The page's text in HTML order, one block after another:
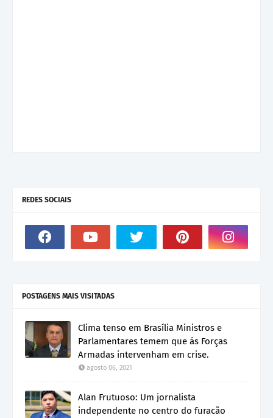
REDES SOCIAIS
POSTAGENS MAIS VISITADAS
Clima tenso em Brasília Ministros e
Parlamentares temem que ás Forças
Armadas intervenham em crise.
agosto 06, 2021
Alan Frutuoso: Um jornalista
independente no centro do furacão